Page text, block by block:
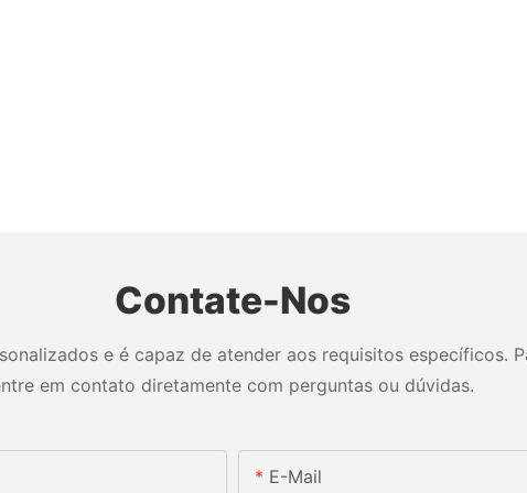
Contate-Nos
e é capaz de atender aos requisitos específicos.
em contato diretamente com perguntas ou dúvidas.
E-Mail